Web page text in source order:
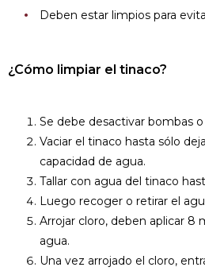
Deben estar limpios para
¿Cómo limpiar el tinaco?
Se debe desactivar bombas
Vaciar el tinaco hasta sólo
capacidad de agua.
Tallar con agua del tinaco
Luego recoger o retirar el
Arrojar cloro, deben aplicar 8
agua.
Una vez arrojado el cloro,